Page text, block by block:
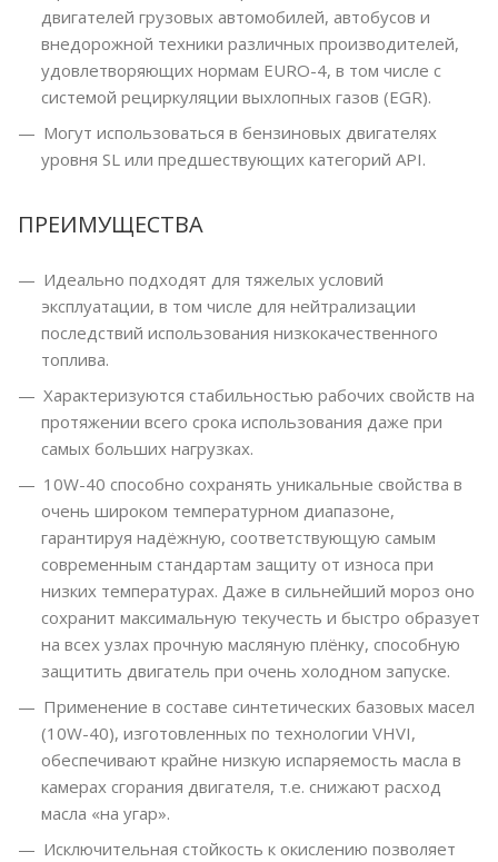
двигателей грузовых автомобилей, автобусов и
внедорожной техники различных производителей,
удовлетворяющих нормам EURO-4, в том числе с
системой рециркуляции выхлопных газов (EGR).
Могут использоваться в бензиновых двигателях
уровня SL или предшествующих категорий API.
ПРЕИМУЩЕСТВА
Идеально подходят для тяжелых условий
эксплуатации, в том числе для нейтрализации
последствий использования низкокачественного
топлива.
Характеризуются стабильностью рабочих свойств на
протяжении всего срока использования даже при
самых больших нагрузках.
10W-40 способно сохранять уникальные свойства в
очень широком температурном диапазоне,
гарантируя надёжную, соответствующую самым
современным стандартам защиту от износа при
низких температурах. Даже в сильнейший мороз оно
сохранит максимальную текучесть и быстро образует
на всех узлах прочную масляную плёнку, способную
защитить двигатель при очень холодном запуске.
Применение в составе синтетических базовых масел
(10W-40), изготовленных по технологии VHVI,
обеспечивают крайне низкую испаряемость масла в
камерах сгорания двигателя, т.е. снижают расход
масла «на угар».
Исключительная стойкость к окислению позволяет